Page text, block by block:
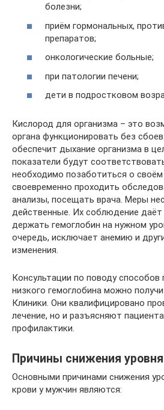
болезни;
приём гормональных,
препаратов;
онкологические больные;
при патологии печени;
дети в подростковом
Кислород для организма – это
органа функционировать без
обеспечит дыхание организма в
показатели будут
необходимо позаботиться о
своевременно проходить
анализы, посещать врача. Меры
действенные. Их соблюдение
держать гемоглобин на нужном
очередь, исключает анемию и
изменения.
Консультации по поводу способов
низкого гемоглобина можно
Клиники. Они квалифицировано
лечение, но и разъясняют
профилактики.
Причины снижения
Основными причинами снижения
крови у мужчин являются: